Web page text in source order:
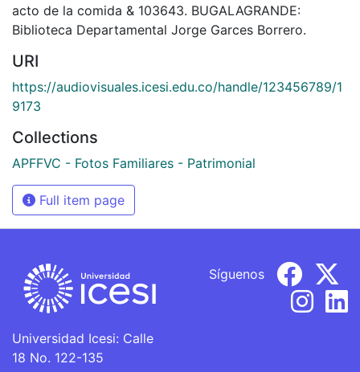
acto de la comida & 103643. BUGALAGRANDE:
Biblioteca Departamental Jorge Garces Borrero.
URI
https://audiovisuales.icesi.edu.co/handle/123456789/1
9173
Collections
APFFVC - Fotos Familiares - Patrimonial
Full item page
Universidad Icesi: Calle
18 No. 122-135
Síguenos